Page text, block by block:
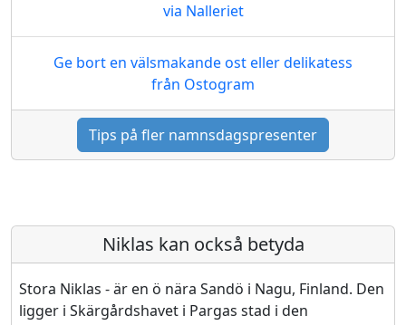
via Nalleriet
Ge bort en välsmakande ost eller delikatess
från Ostogram
Tips på fler namnsdagspresenter
Niklas kan också betyda
Stora Niklas - är en ö nära Sandö i Nagu, Finland. Den
ligger i Skärgårdshavet i Pargas stad i den